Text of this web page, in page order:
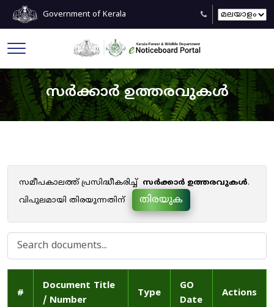
Government of Kerala
സർക്കാർ ഉത്തരവുകൾ
സമീപകാലത്ത് പ്രസിദ്ധീകരിച്ച് സർക്കാർ ഉത്തരവുകൾ.
വിപുലമായി തിരയുന്നതിന്
തിരയുക
#
Document Title
/ Number
Type
GO
Date
Actions